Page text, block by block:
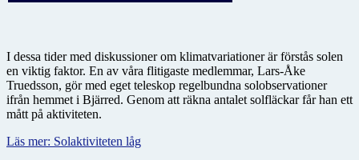
I dessa tider med diskussioner om klimatvariationer är förstås solen
en viktig faktor. En av våra flitigaste medlemmar, Lars-Åke
Truedsson, gör med eget teleskop regelbundna solobservationer
ifrån hemmet i Bjärred. Genom att räkna antalet solfläckar får han ett
mått på aktiviteten.
Läs mer: Solaktiviteten låg